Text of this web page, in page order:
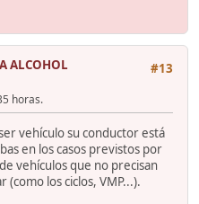
#13
ALCOHOL
horas.
vehículo su conductor está
en los casos previstos por
vehículos que no precisan
(como los ciclos, VMP...).